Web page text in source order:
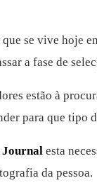
se vive hoje
a fase de
estão à
para que tipo
esta
da pessoa.